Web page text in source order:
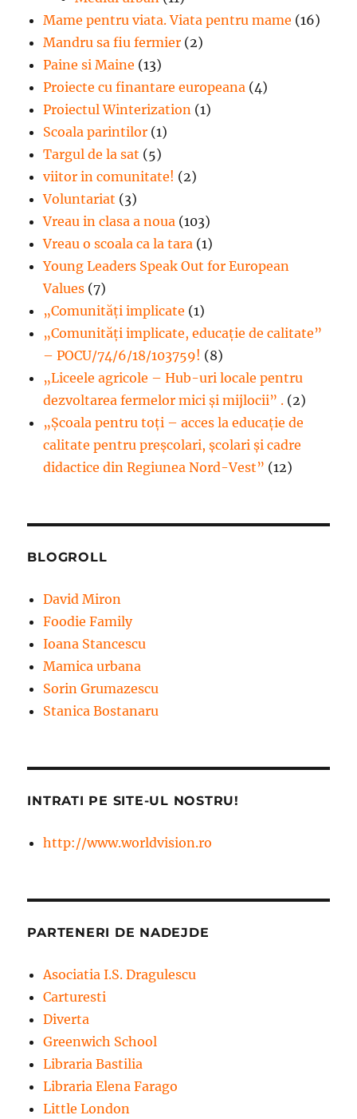
Mame pentru viata. Viata pentru mame (16)
Mandru sa fiu fermier (2)
Paine si Maine (13)
Proiecte cu finantare europeana (4)
Proiectul Winterization (1)
Scoala parintilor (1)
Targul de la sat (5)
viitor in comunitate! (2)
Voluntariat (3)
Vreau in clasa a noua (103)
Vreau o scoala ca la tara (1)
Young Leaders Speak Out for European
Values (7)
„Comunități implicate (1)
„Comunități implicate, educație de calitate”
– POCU/74/6/18/103759! (8)
„Liceele agricole – Hub-uri locale pentru
dezvoltarea fermelor mici şi mijlocii” . (2)
„Școala pentru toți – acces la educație de
calitate pentru preșcolari, școlari și cadre
didactice din Regiunea Nord-Vest” (12)
BLOGROLL
David Miron
Foodie Family
Ioana Stancescu
Mamica urbana
Sorin Grumazescu
Stanica Bostanaru
INTRATI PE SITE-UL NOSTRU!
http://www.worldvision.ro
PARTENERI DE NADEJDE
Asociatia I.S. Dragulescu
Carturesti
Diverta
Greenwich School
Libraria Bastilia
Libraria Elena Farago
Little London